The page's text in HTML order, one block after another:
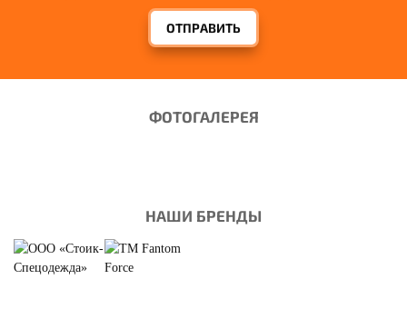
ОТПРАВИТЬ
ФОТОГАЛЕРЕЯ
НАШИ БРЕНДЫ